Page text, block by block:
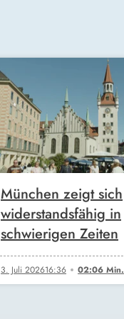
München zeigt sich
widerstandsfähig in
schwierigen Zeiten
3. Juli 202616:36 02:06 Min.